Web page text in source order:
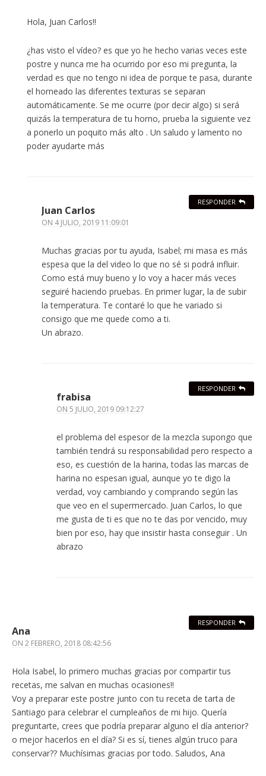
Hola, Juan Carlos!!
¿has visto el vídeo? es que yo he hecho varias veces este
postre y nunca me ha ocurrido por eso mi pregunta, la
verdad es que no tengo ni idea de porque te pasa, durante
el horneado las diferentes texturas se separan
automáticamente. Se me ocurre (por decir algo) si será
quizás la temperatura de tu horno, prueba la siguiente vez
a ponerlo un poquito más alto . Un saludo y lamento no
poder ayudarte más
Juan Carlos
ON 4 JULIO, 2019 11:09:01
Muchas gracias por tu ayuda, Isabel; mi masa es más
espesa que la del video lo que no sé si podrá influir.
Como está muy bueno y lo voy a hacer más veces
seguiré haciendo pruebas. En primer lugar, la de subir
la temperatura. Te contaré lo que he variado si
consigo que me quede como a ti.
Un abrazo.
RESPONDER
frabisa
ON 5 JULIO, 2019 09:12:27
el problema del espesor de la mezcla supongo que
también tendrá su responsabilidad pero respecto a
eso, es cuestión de la harina, todas las marcas de
harina no espesan igual, aunque yo te digo la
verdad, voy cambiando y comprando según las
que veo en el supermercado. Juan Carlos, lo que
me gusta de ti es que no te das por vencido, muy
bien por eso, hay que insistir hasta conseguir . Un
abrazo
RESPONDER
Ana
ON 2 FEBRERO, 2018 08:42:56
Hola Isabel, lo primero muchas gracias por compartir tus
recetas, me salvan en muchas ocasiones!!
Voy a preparar este postre junto con tu receta de tarta de
Santiago para celebrar el cumpleaños de mi hijo. Quería
preguntarte, crees que podría preparar alguno el día anterior?
o mejor hacerlos en el día? Si es sí, tienes algún truco para
conservar?? Muchísimas gracias por todo. Saludos, Ana
RESPONDER